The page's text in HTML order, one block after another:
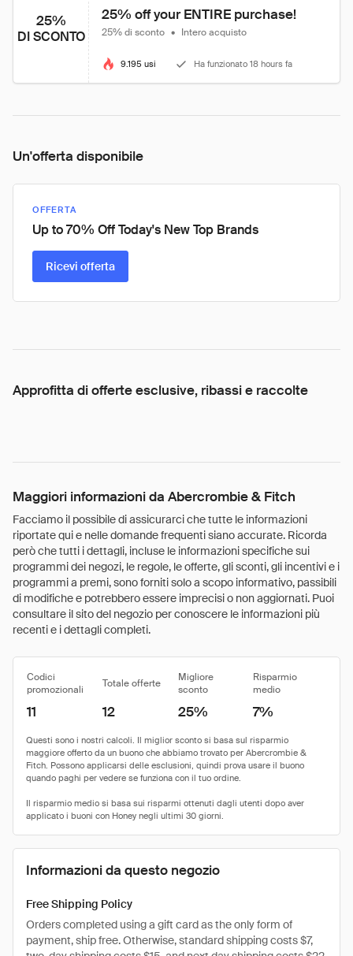
25%
DI SCONTO
25% off your ENTIRE purchase!
25% di sconto • Intero acquisto
9.195 usi Ha funzionato 18 hours fa
Un'offerta disponibile
OFFERTA
Up to 70% Off Today's New Top Brands
Ricevi offerta
Approfitta di offerte esclusive, ribassi e raccolte
Maggiori informazioni da Abercrombie & Fitch
Facciamo il possibile di assicurarci che tutte le informazioni
riportate qui e nelle domande frequenti siano accurate. Ricorda
però che tutti i dettagli, incluse le informazioni specifiche sui
programmi dei negozi, le regole, le offerte, gli sconti, gli incentivi e i
programmi a premi, sono forniti solo a scopo informativo, passibili
di modifiche e potrebbero essere imprecisi o non aggiornati. Puoi
consultare il sito del negozio per conoscere le informazioni più
recenti e i dettagli completi.
Codici
promozionali
Totale offerte
Migliore
sconto
Risparmio
medio
11 12 25% 7%
Informazioni da questo negozio
Free Shipping Policy
Orders completed using a gift card as the only form of
payment, ship free. Otherwise, standard shipping costs $7,